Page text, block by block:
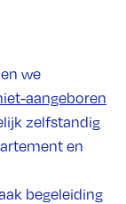
we
aangeboren
zelfstandig
en
begeleiding